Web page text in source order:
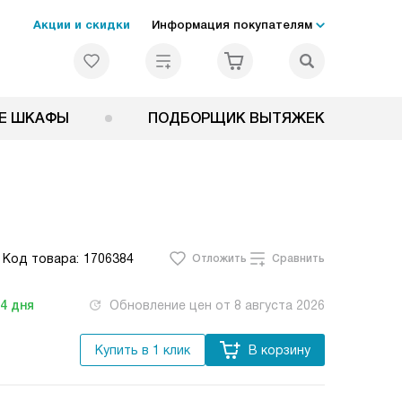
Акции и скидки Информация покупателям
ШКАФЫ ПОДБОРЩИК ВЫТЯЖЕК
Код товара: 1706384 Отложить Сравнить
дня Обновление цен от 8 августа 2026
Купить в 1 клик В корзину